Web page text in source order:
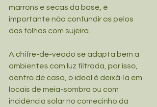
marrons e secas da base, é
importante não confundir os pelos
das folhas com sujeira.
A chifre-de-veado se adapta bem a
ambientes com luz filtrada, por isso,
dentro de casa, o ideal é deixá-la em
locais de meia-sombra ou com
incidência solar no comecinho da